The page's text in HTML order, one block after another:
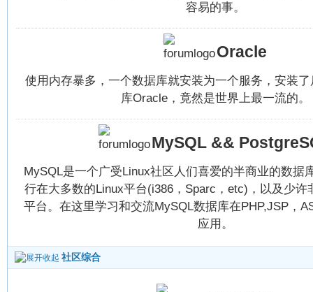
容易的事。
Oracle
使用内存暴多，一个数据库就安装为一个服务，安装
库Oracle，竟然是世界上最一流的。
MySQL &&
MySQL是一个广受Linux社区人们喜爱的半商业的数据
行在大多数的Linux平台(i386，Sparc，etc)，以及少许
平台。在这里学习和交流MySQL数据库在PHP,JSP，
应用。
社区综合